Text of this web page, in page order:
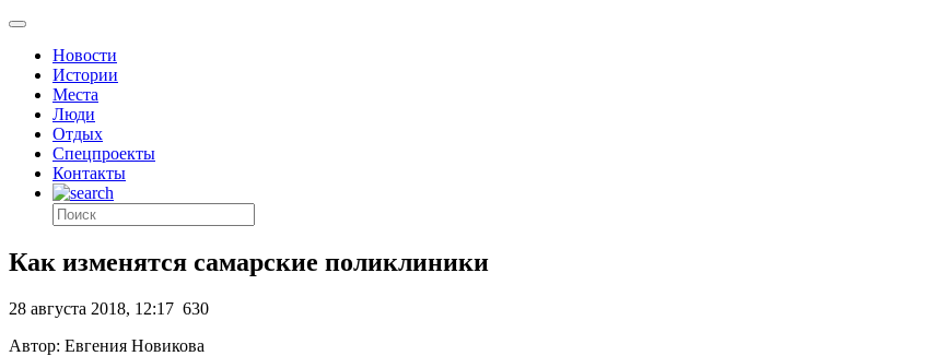
Новости
Истории
Места
Люди
Отдых
Спецпроекты
Контакты
Как изменятся самарские поликлиники
28 августа 2018, 12:17 630
Автор: Евгения Новикова